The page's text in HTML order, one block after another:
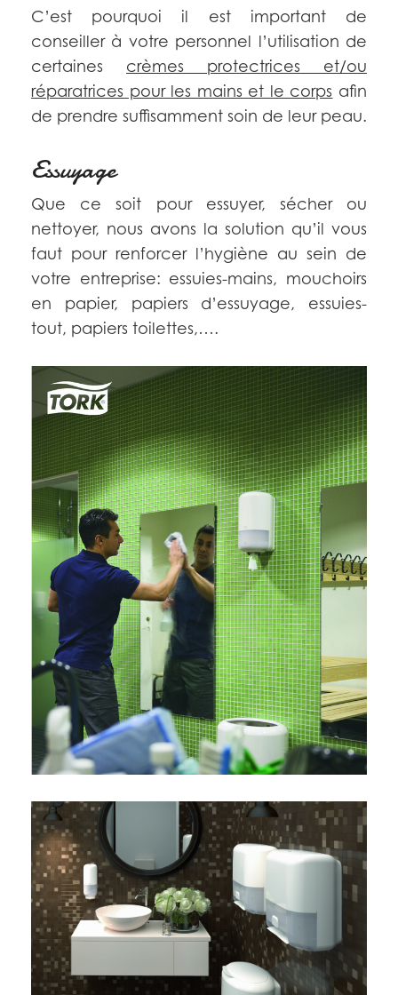
C’est pourquoi il est important de
conseiller à votre personnel l’utilisation de
certaines crèmes protectrices et/ou
réparatrices pour les mains et le corps afin
de prendre suffisamment soin de leur peau.
Essuyage
Que ce soit pour essuyer, sécher ou
nettoyer, nous avons la solution qu’il vous
faut pour renforcer l’hygiène au sein de
votre entreprise: essuies-mains, mouchoirs
en papier, papiers d’essuyage, essuies-
tout, papiers toilettes,….